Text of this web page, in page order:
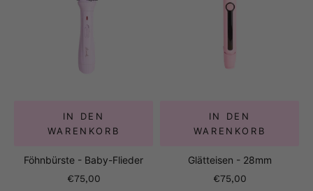
IN DEN
WARENKORB
Föhnbürste - Baby-Flieder
Angebot
€75,00
IN DEN
WARENKORB
Glätteisen - 28mm
Angebot
€75,00